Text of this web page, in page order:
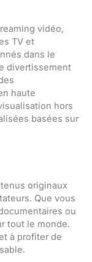
vidéo,
TV et
dans le
divertissement
haute
hors
basées sur
originaux
Que vous
ou
tout le monde.
à profiter de